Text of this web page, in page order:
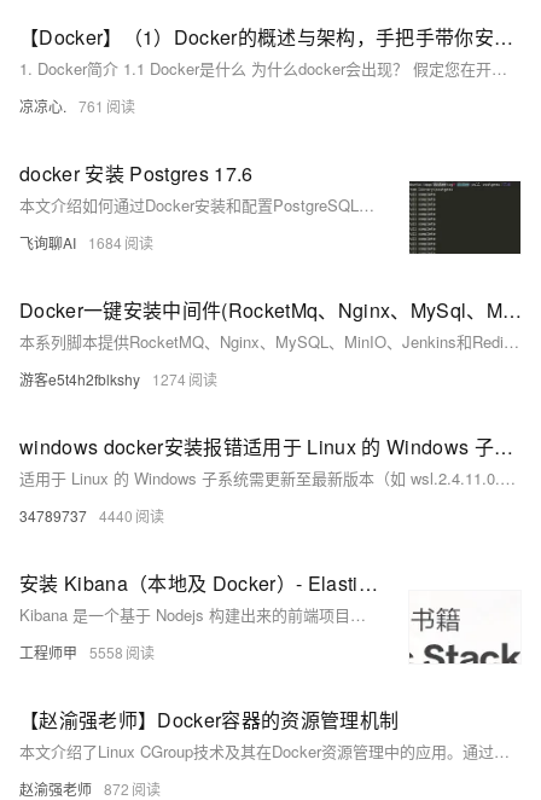
【Docker】（1）Docker的概述与架构，手把手带你安装Docker，云原生路上不可缺少的一门技术！
1. Docker简介 1.1 Docker是什么 为什么docker会出现？ 假定您在开发一款平台项目，您的开发环境具有特定的配置。其他开发人员身处的环境配置也各有不同。 您正在开发的应用依赖于您当前的配置且还要依赖于某些配置文件。 您的企业还拥有标准化的测试和生产环境，且具有自身的配置和一系列支持文件。 **要求：**希望尽可能多在本地模拟这些环境而不产生重新创建服务器环境的开销 问题： 要如何确保应用能够在这些环境中运行和通过质量检测？ 在部署过程中不出现令人头疼的版本、配置问题 无需重新编写代码和进行故障修复
凉凉心. 761
docker 安装 Postgres 17.6
本文介绍如何通过Docker安装和配置PostgreSQL 17.6。内容包括拉取镜像、导出配置文件、运行容器并挂载数据与配置文件目录，以及进入容器使用psql操作数据库的完整步骤，便于持久化管理和自定义配置。
飞询聊AI 1684
Docker一键安装中间件(RocketMq、Nginx、MySql、Minio、Jenkins、Redis）
本系列脚本提供RocketMQ、Nginx、MySQL、MinIO、Jenkins和Redis的Docker一键安装与配置方案，适用于快速部署微服务基础环境。
游客e5t4h2fblkshy 1274
windows docker安装报错适用于 Linux 的 Windows 子系统必须更新到最新版本才能继续。可通过运行 “wsl.exe --update” 进行更新。
适用于 Linux 的 Windows 子系统需更新至最新版本（如 wsl.2.4.11.0.x64.msi）以解决 2025 年 Windows 更新后可能出现的兼容性问题。用户可通过运行 “wsl.exe --update” 或访问提供的链接下载升级包进行更新。
34789737 4440
安装 Kibana（本地及 Docker）- Elastic Stack 实战手册
Kibana 是一个基于 Nodejs 构建出来的前端项目，它本身不包含数据存储功能，所以需要配合一个 Elasticsearch 节点/集群一起进行使用。本节将从系统环境的选择，必须的基础应用的安装等方面进行阐述。
工程师甲 5558
【赵渝强老师】Docker容器的资源管理机制
本文介绍了Linux CGroup技术及其在Docker资源管理中的应用。通过实例演示了如何利用CGroup限制应用程序的CPU、内存和I/O带宽使用，实现系统资源的精细化控制，帮助理解Docker底层资源限制机制。
赵渝强老师 872